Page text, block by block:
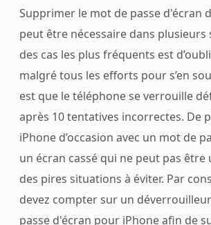
Supprimer le mot de passe d'écran
peut être nécessaire dans plusieurs
des cas les plus fréquents est
malgré tous les efforts pour s’en
est que le téléphone se verrouille
après 10 tentatives incorrectes. De
iPhone d’occasion avec un mot de
un écran cassé qui ne peut pas être
des pires situations à éviter. Par
devez compter sur un
passe d'écran pour iPhone afin de